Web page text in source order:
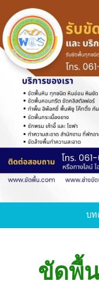
to
content
ขัดพื้
ขัดพื้นหินอ่อ
บท
ขัดพื้
ขัดพื้